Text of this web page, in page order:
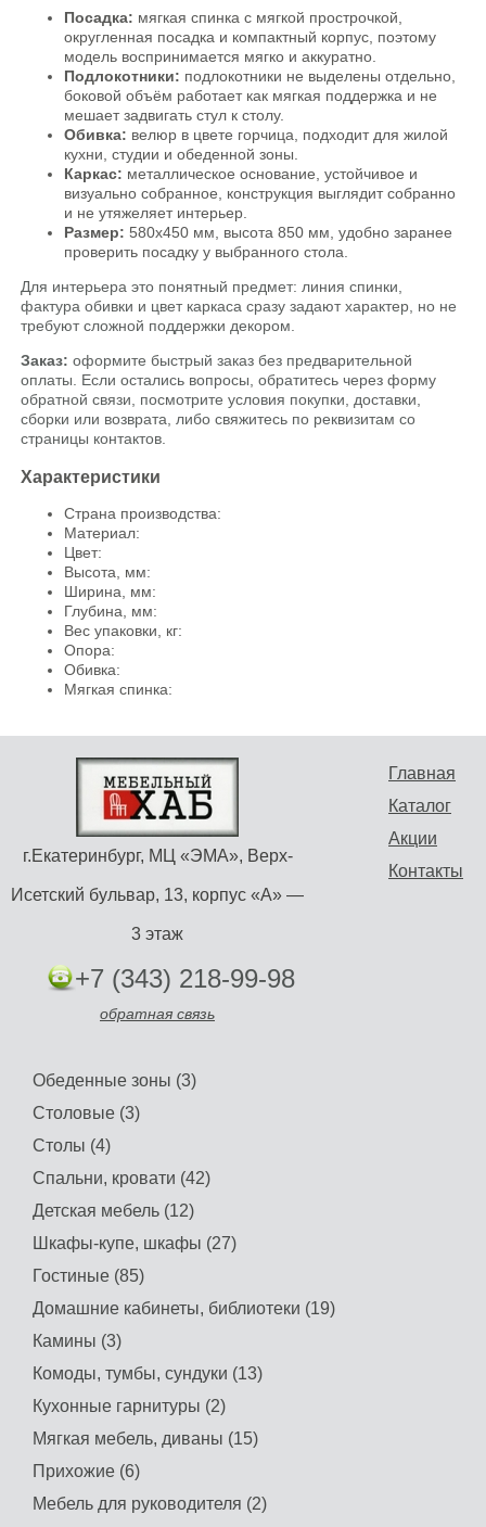
Посадка: мягкая спинка с мягкой прострочкой,
округленная посадка и компактный корпус, поэтому
модель воспринимается мягко и аккуратно.
Подлокотники: подлокотники не выделены отдельно,
боковой объём работает как мягкая поддержка и не
мешает задвигать стул к столу.
Обивка: велюр в цвете горчица, подходит для жилой
кухни, студии и обеденной зоны.
Каркас: металлическое основание, устойчивое и
визуально собранное, конструкция выглядит собранно
и не утяжеляет интерьер.
Размер: 580х450 мм, высота 850 мм, удобно заранее
проверить посадку у выбранного стола.
Для интерьера это понятный предмет: линия спинки,
фактура обивки и цвет каркаса сразу задают характер, но не
требуют сложной поддержки декором.
Заказ: оформите быстрый заказ без предварительной
оплаты. Если остались вопросы, обратитесь через форму
обратной связи, посмотрите условия покупки, доставки,
сборки или возврата, либо свяжитесь по реквизитам со
страницы контактов.
Характеристики
Страна производства:
Материал:
Цвет:
Высота, мм:
Ширина, мм:
Глубина, мм:
Вес упаковки, кг:
Опора:
Обивка:
Мягкая спинка:
Главная
Каталог
Акции
Контакты
г.Екатеринбург, МЦ «ЭМА», Верх-
Исетский бульвар, 13, корпус «А» —
3 этаж
+7 (343) 218-99-98
обратная связь
Обеденные зоны (3)
Столовые (3)
Столы (4)
Спальни, кровати (42)
Детская мебель (12)
Шкафы-купе, шкафы (27)
Гостиные (85)
Домашние кабинеты, библиотеки (19)
Камины (3)
Комоды, тумбы, сундуки (13)
Кухонные гарнитуры (2)
Мягкая мебель, диваны (15)
Прихожие (6)
Мебель для руководителя (2)